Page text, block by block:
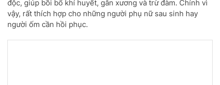
độc, giúp bồi bổ khí huyết, gân xương và trừ đàm. Chính vì
vậy, rất thích hợp cho những người phụ nữ sau sinh hay
người ốm cần hồi phục.